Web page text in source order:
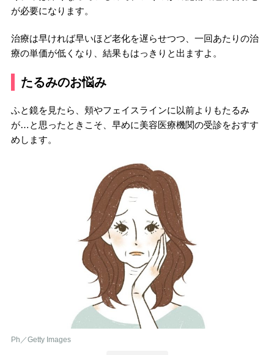
が必要になります。
治療は早ければ早いほど老化を遅らせつつ、一回あたりの治
療の単価が低くなり、結果もはっきりと出ますよ。
たるみのお悩み
ふと鏡を見たら、頬やフェイスラインに以前よりもたるみ
が…と思ったときこそ、早めに美容医療機関の受診をおすす
めします。
Ph／Getty Images